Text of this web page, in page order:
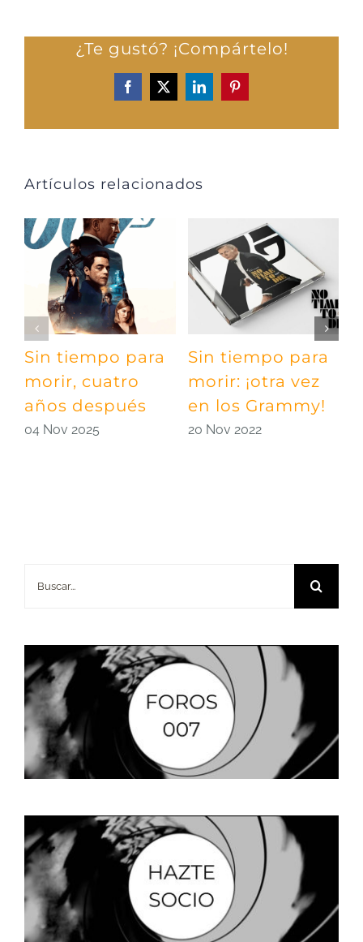
¿Te gustó? ¡Compártelo!
Facebook
X LinkedInPinterest
Artículos relacionados
Sin tiempo para
morir, cuatro
años después
04 Nov 2025
Sin tiempo para
morir: ¡otra vez
en los Grammy!
20 Nov 2022